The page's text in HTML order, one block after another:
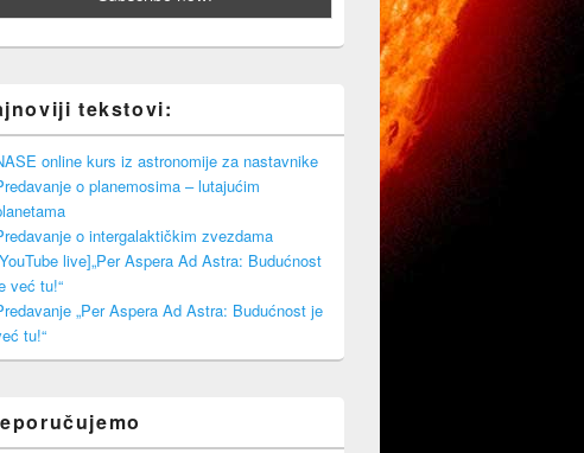
tekstovi:
online kurs iz astronomije za nastavnike
o planemosima – lutajućim
o intergalaktičkim zvezdama
live]„Per Aspera Ad Astra: Budućnost
već tu!“
„Per Aspera Ad Astra: Budućnost je
tu!“